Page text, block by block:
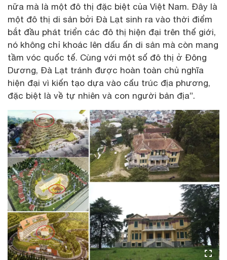
nữa mà là một đô thị đặc biệt của Việt Nam. Đây là
một đô thị di sản bởi Đà Lạt sinh ra vào thời điểm
bắt đầu phát triển các đô thị hiện đại trên thế giới,
nó không chỉ khoác lên dấu ấn di sản mà còn mang
tầm vóc quốc tế. Cùng với một số đô thị ở Đông
Dương, Đà Lạt tránh được hoàn toàn chủ nghĩa
hiện đại vì kiến tạo dựa vào cấu trúc địa phương,
đặc biệt là về tự nhiên và con người bản địa”.